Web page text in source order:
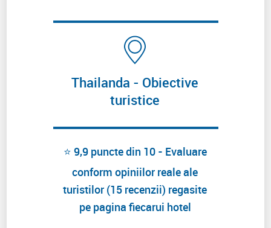
Thailanda - Obiective
turistice
⭐ 9,9 puncte din 10 - Evaluare
conform opiniilor reale ale
turistilor (15 recenzii) regasite
pe pagina fiecarui hotel